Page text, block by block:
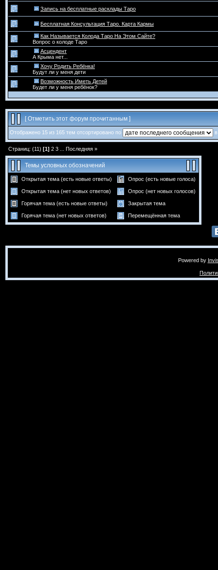
Запись на бесплатные расклады Таро
Бесплатная Консультация Таро. Карта Кармы
Как Называется Колода Таро На Этом Сайте?
Вопрос о колоде Таро
Асцендент
А Крыма нет...
Хочу Родить Ребёнка!
Будут ли у меня дети
Возможность Иметь Детей
Будет ли у меня ребёнок?
[Отметить этот форум прочитанным ]
Отображено 15 из 165 тем отсортировано по
Страниц: (11) [1] 2 3 Последняя »
Темы условных обозначений
Открытая тема (есть новые ответы) Опрос (есть новые голоса)
Открытая тема (нет новых ответов) Опрос (нет новых голосов)
Горячая тема (есть новые ответы) Закрытая тема
Горячая тема (нет новых ответов) Перемещённая тема
Powered by